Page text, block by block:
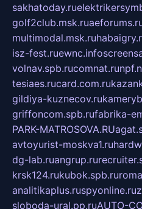
sakhatoday.ru
golf2club.msk.ru
multimodal.msk.ru
isz-fest.ruewnc.info
volnav.spb.rucomnat.ru
tesiaes.rucard.com.ru
gildiya-kuznecov.ru
griffoncom.spb.rufabrika-
PARK-MATROSOVA.RU
avtoyurist-moskva1.ru
dg-lab.ruangrup.ru
krsk124.rukubok.spb.ru
analitikaplus.ruspyonline.ru
sloboda-ural.pp.ruAUTO-